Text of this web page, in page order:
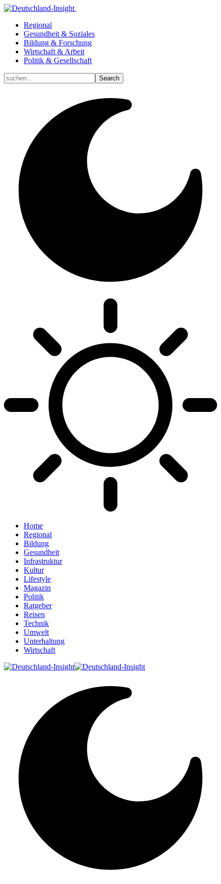
Regional
Gesundheit & Soziales
Bildung & Forschung
Wirtschaft & Arbeit
Politik & Gesellschaft
Home
Regional
Bildung
Gesundheit
Infrastruktur
Kultur
Lifestyle
Magazin
Politik
Ratgeber
Reisen
Technik
Umwelt
Unterhaltung
Wirtschaft